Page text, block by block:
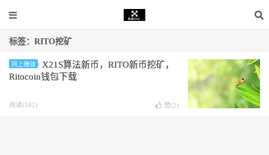
标签：RITO挖矿
网上赚钱
X21S算法新币，RITO新币挖矿，
Ritocoin钱包下载
阅读(162) 赞(2)